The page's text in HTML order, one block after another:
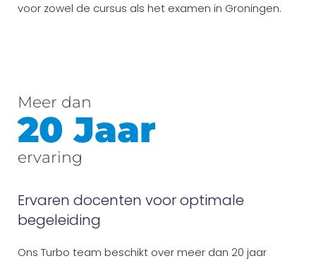
voor zowel de cursus als het examen in Groningen.
Meer dan
20 Jaar
ervaring
Ervaren docenten voor optimale
begeleiding
Ons Turbo team beschikt over meer dan 20 jaar